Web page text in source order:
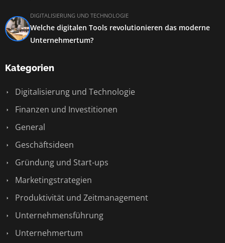
DIGITALISIERUNG UND TECHNOLOGIE
Welche digitalen Tools revolutionieren das moderne
Unternehmertum?
Kategorien
Digitalisierung und Technologie
Finanzen und Investitionen
General
Geschäftsideen
Gründung und Start-ups
Marketingstrategien
Produktivität und Zeitmanagement
Unternehmensführung
Unternehmertum